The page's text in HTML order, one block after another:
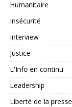
Humanitaire
Insécurité
Interview
Justice
L'Info en continu
Leadership
Liberté de la presse